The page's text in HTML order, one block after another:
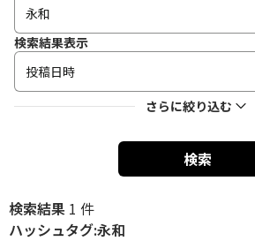
検索結果表示
投稿日時
さらに絞り込む
検索
検索結果 1 件
ハッシュタグ:永和